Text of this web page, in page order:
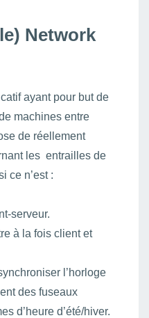
Network
ayant pour but de
machines entre
de réellement
les entrailles de
ce n’est :
serveur.
à la fois client et
l’horloge
des fuseaux
d’heure d’été/hiver.